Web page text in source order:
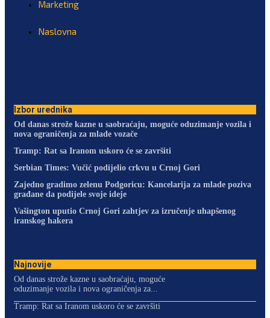
Marketing
Naslovna
Izbor urednika
Od danas strože kazne u saobraćaju, moguće oduzimanje vozila i
nova ograničenja za mlade vozače
Tramp: Rat sa Iranom uskoro će se završiti
Serbian Times: Vučić podijelio crkvu u Crnoj Gori
Zajedno gradimo zelenu Podgoricu: Kancelarija za mlade poziva
građane da podijele svoje ideje
Vašington uputio Crnoj Gori zahtjev za izručenje uhapšenog
iranskog hakera
Najnovije
Od danas strože kazne u saobraćaju, moguće
oduzimanje vozila i nova ograničenja za...
Tramp: Rat sa Iranom uskoro će se završiti